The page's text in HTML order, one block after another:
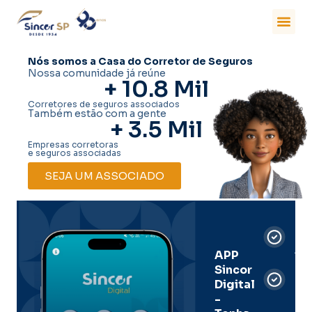
Nós somos a Casa do Corretor de Seguros
Nossa comunidade já reúne
+ 10.8 Mil
Corretores de seguros associados
Também estão com a gente
+ 3.5 Mil
Empresas corretoras
e seguros associadas
SEJA UM ASSOCIADO
APP
Sincor
Digital
-